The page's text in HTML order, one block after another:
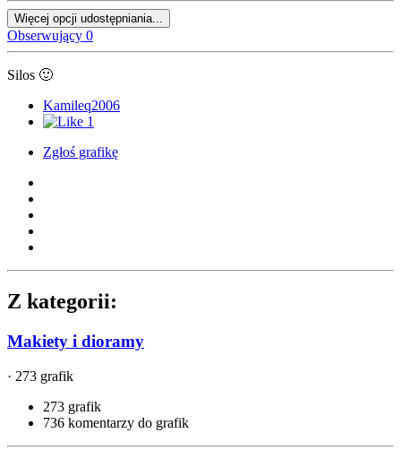
Więcej opcji udostępniania...
Obserwujący 0
Silos 🙂
Kamileq2006
1
Zgłoś grafikę
Z kategorii:
Makiety i dioramy
· 273 grafik
273 grafik
736 komentarzy do grafik